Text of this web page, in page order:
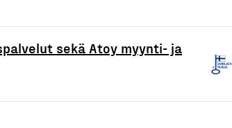
sekä Atoy myynti- ja